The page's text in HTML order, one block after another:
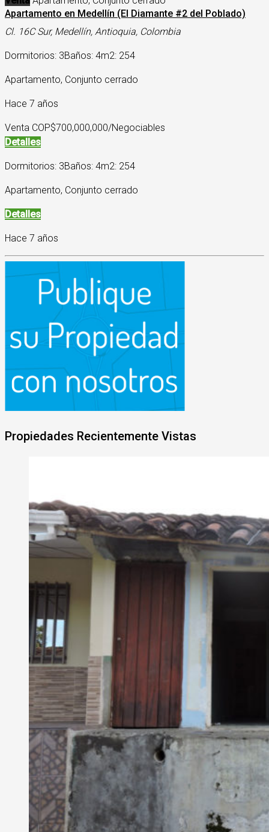
Apartamento en Medellín (El Diamante #2 del Poblado)
Cl. 16C Sur, Medellín, Antioquia, Colombia
Dormitorios: 3Baños: 4m2: 254
Apartamento, Conjunto cerrado
Hace 7 años
Venta COP$700,000,000/Negociables
Detalles
Dormitorios: 3Baños: 4m2: 254
Apartamento, Conjunto cerrado
Detalles
Hace 7 años
Propiedades Recientemente Vistas